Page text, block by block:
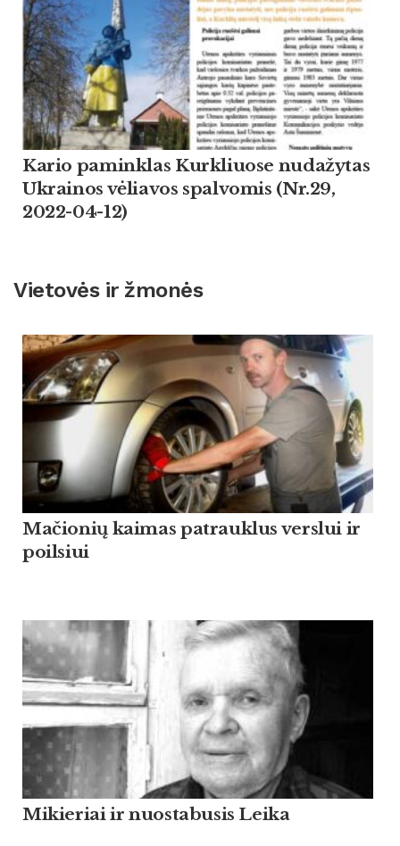
Kario paminklas Kurkliuose nudažytas
Ukrainos vėliavos spalvomis (Nr.29,
2022-04-12)
Vietovės ir žmonės
Mačionių kaimas patrauklus verslui ir
poilsiui
Mikieriai ir nuostabusis Leika